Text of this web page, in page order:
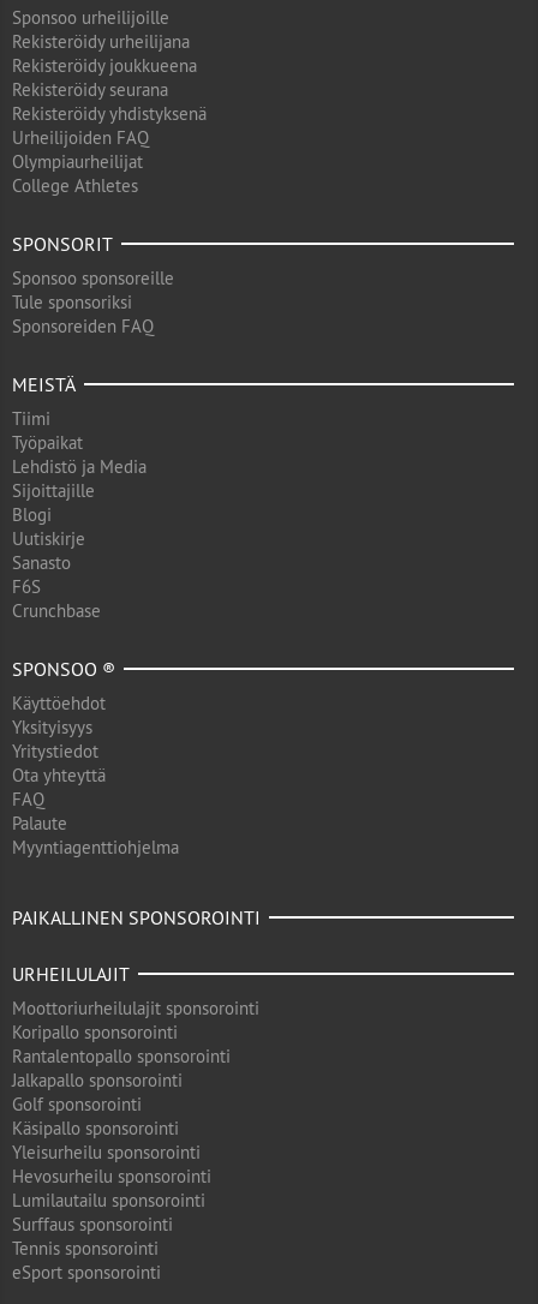
Sponsoo urheilijoille
Rekisteröidy urheilijana
Rekisteröidy joukkueena
Rekisteröidy seurana
Rekisteröidy yhdistyksenä
Urheilijoiden FAQ
Olympiaurheilijat
College Athletes
SPONSORIT
Sponsoo sponsoreille
Tule sponsoriksi
Sponsoreiden FAQ
MEISTÄ
Tiimi
Työpaikat
Lehdistö ja Media
Sijoittajille
Blogi
Uutiskirje
Sanasto
F6S
Crunchbase
SPONSOO ®
Käyttöehdot
Yksityisyys
Yritystiedot
Ota yhteyttä
FAQ
Palaute
Myyntiagenttiohjelma
PAIKALLINEN SPONSOROINTI
URHEILULAJIT
Moottoriurheilulajit sponsorointi
Koripallo sponsorointi
Rantalentopallo sponsorointi
Jalkapallo sponsorointi
Golf sponsorointi
Käsipallo sponsorointi
Yleisurheilu sponsorointi
Hevosurheilu sponsorointi
Lumilautailu sponsorointi
Surffaus sponsorointi
Tennis sponsorointi
eSport sponsorointi